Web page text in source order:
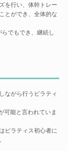
を行い、体幹トレー
とができ、全体的な
でもでき、継続し
ながら行うピラティ
可能と言われていま
ピラティス初心者に